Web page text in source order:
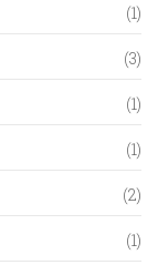
(1)
(3)
(1)
(1)
(2)
(1)